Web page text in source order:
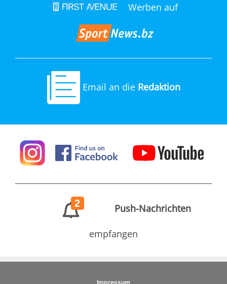
Werben auf
Email an die Redaktion
2 Push-Nachrichten
empfangen
Impressum